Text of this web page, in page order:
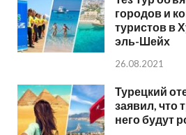
городов и
туристов в
эль-Шейх
26.08.2021
Турецкий
заявил, что
него будут